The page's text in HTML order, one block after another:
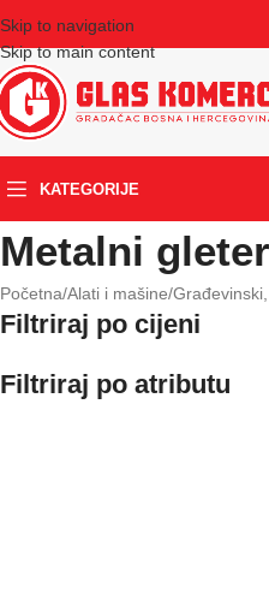
Skip to navigation
Skip to main content
KATEGORIJE
Metalni
Početna/Alati i mašine/
Filtriraj po cijeni
Filtriraj po atributu